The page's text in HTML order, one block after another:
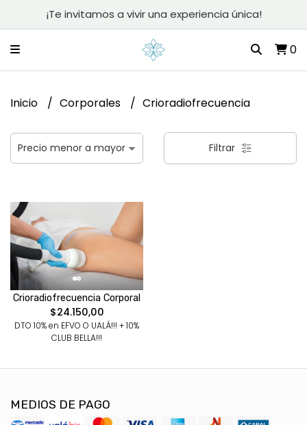
¡Te invitamos a vivir una experiencia única!
0
Inicio Corporales Crioradiofrecuencia
Filtrar
Crioradiofrecuencia Corporal
$24.150,00
DTO 10% en EFVO O UALÁ!!! + 10%
CLUB BELLA!!!
MEDIOS DE PAGO